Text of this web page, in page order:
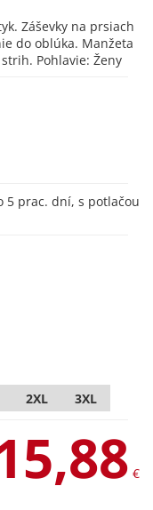
Záševky na prsiach
do oblúka. Manžeta
Pohlavie: Ženy
2XL 3XL
€